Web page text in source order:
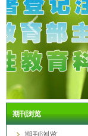
期刊浏览